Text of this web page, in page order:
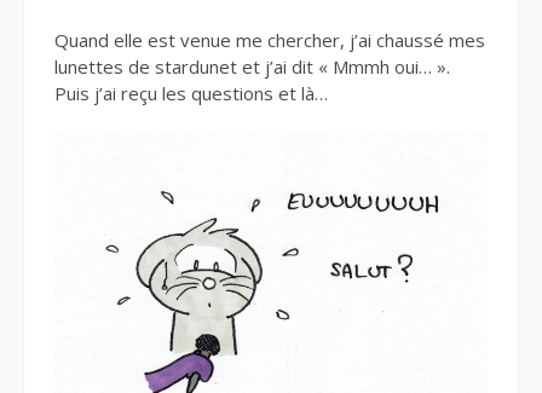
Quand elle est venue me chercher, j’ai chaussé mes
lunettes de stardunet et j’ai dit « Mmmh oui… ».
Puis j’ai reçu les questions et là…